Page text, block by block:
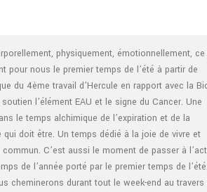
physiquement, émotionnellement, ce
pour nous le premier temps de l’été à partir de
du 4ème travail d’Hercule en rapport avec la
l’élément EAU et le signe du Cancer. Une
le temps alchimique de l’expiration et de la
doit être. Un temps dédié à la joie de vivre et
commun. C’est aussi le moment de passer à
de l’année porté par le premier temps de l’été.
cheminerons durant tout le week-end au travers